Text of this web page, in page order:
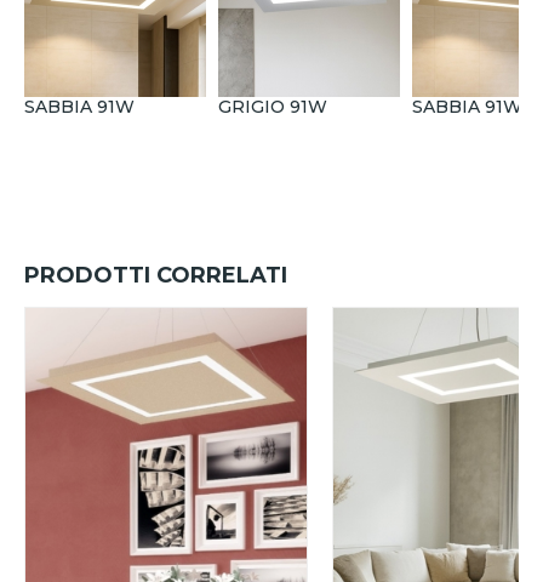
SABBIA 91W GRIGIO 91W SABBIA 91W
PRODOTTI CORRELATI